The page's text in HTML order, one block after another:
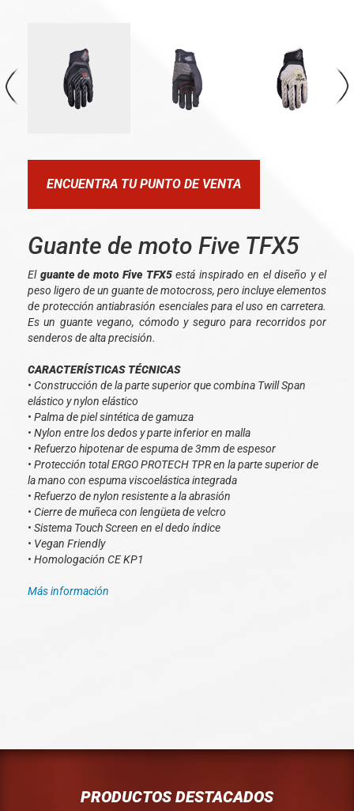
ENCUENTRA TU PUNTO DE VENTA
Guante de moto Five TFX5
El guante de moto Five TFX5está inspirado en el diseño y el
peso ligero de un guante de motocross, pero incluye elementos
de protección antiabrasión esenciales para el uso en carretera.
Es un guante vegano, cómodo y seguro para recorridos por
senderos de alta precisión.
CARACTERÍSTICAS TÉCNICAS
• Construcción de la parte superior que combina Twill Span
elástico y nylon elástico
• Palma de piel sintética de gamuza
• Nylon entre los dedos y parte inferior en malla
• Refuerzo hipotenar de espuma de 3mm de espesor
• Protección total ERGO PROTECH TPR en la parte superior de
la mano con espuma viscoelástica integrada
• Refuerzo de nylon resistente a la abrasión
• Cierre de muñeca con lengüeta de velcro
• Sistema Touch Screen en el dedo índice
• Vegan Friendly
• Homologación CE KP1
Más información
PRODUCTOS DESTACADOS